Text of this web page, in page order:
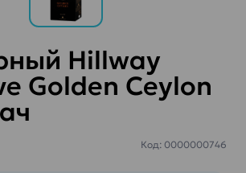
Hillway
Golden Ceylon
Код: 0000000746